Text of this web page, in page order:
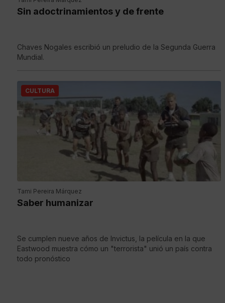
Sin adoctrinamientos y de frente
Chaves Nogales escribió un preludio de la Segunda Guerra
Mundial.
CULTURA
Tami Pereira Márquez
Saber humanizar
Se cumplen nueve años de Invictus, la película en la que
Eastwood muestra cómo un "terrorista" unió un país contra
todo pronóstico